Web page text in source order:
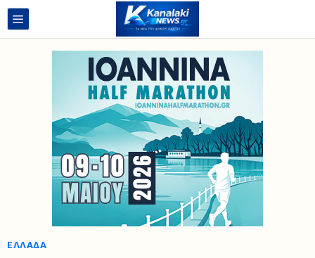
ΕΛΛΆΔΑ